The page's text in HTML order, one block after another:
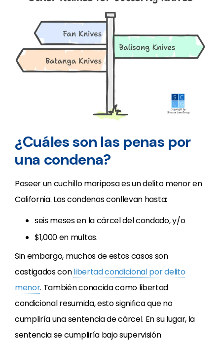
¿Cuáles son las penas por
una condena?
Poseer un cuchillo mariposa es un delito menor en
California. Las condenas conllevan hasta:
seis meses en la cárcel del condado, y/o
$1,000 en multas.
Sin embargo, muchos de estos casos son
castigados conlibertad condicional por delito
menor. También conocida como libertad
condicional resumida, esto significa que no
cumpliría una sentencia de cárcel. En su lugar, la
sentencia se cumpliría bajo supervisión